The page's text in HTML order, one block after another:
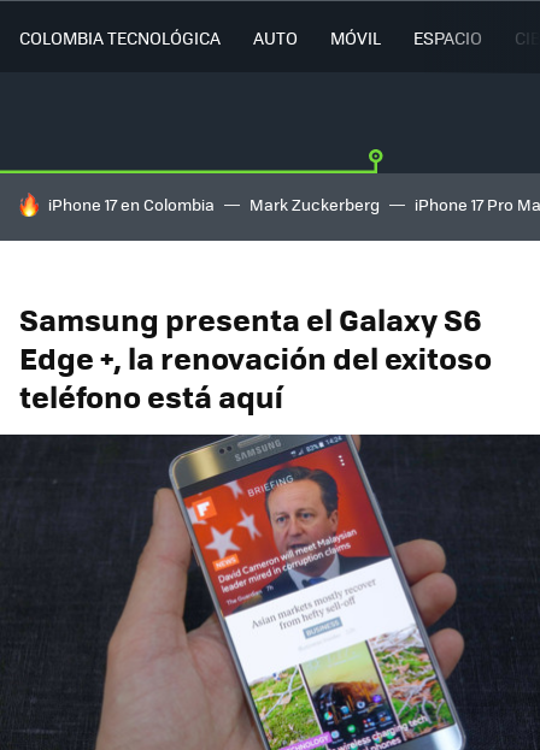
COLOMBIA TECNOLÓGICA AUTO MÓVIL ESPACIO
HOY SE HABLA DE
iPhone 17 en Colombia Mark Zuckerberg iPhone 17 Pro
Samsung presenta el Galaxy S6
Edge +, la renovación del exitoso
teléfono está aquí